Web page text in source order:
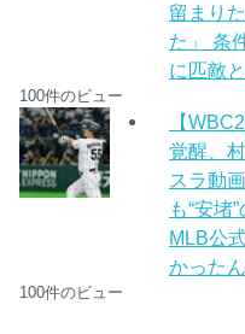
留まり
た」 条
に匹敵
100件のビュー
【
覚醒、
スラ動
も“安堵
MLB公
かった
100件のビュー